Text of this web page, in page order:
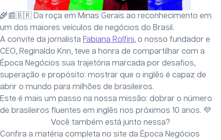
🌾📰🇧🇷 Da roça em Minas Gerais ao reconhecimento em
um dos maiores veículos de negócios do Brasil.
A convite da jornalista Fabiana Rolfini, o nosso fundador e
CEO, Reginaldo Knn, teve a honra de compartilhar com a
Época Negócios sua trajetória marcada por desafios,
superação e propósito: mostrar que o inglês é capaz de
abrir o mundo para milhões de brasileiros.
Este é mais um passo na nossa missão: dobrar o número
de brasileiros fluentes em inglês nos próximos 10 anos. 💜
Você também está junto nessa?
Confira a matéria completa no site da Época Negócios